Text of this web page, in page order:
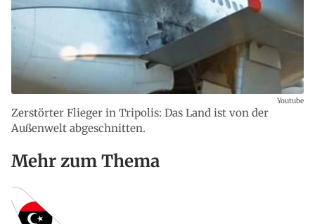
Zerstörter Flieger in Tripolis: Das Land ist von der
Außenwelt abgeschnitten.
Youtube
Mehr zum Thema